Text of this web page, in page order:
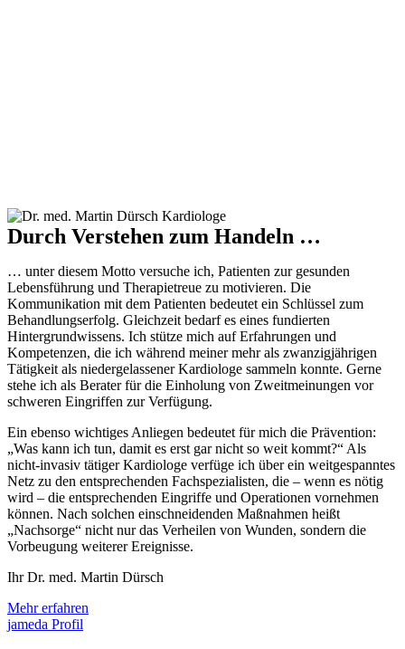
Durch Verstehen zum Handeln …
… unter diesem Motto versuche ich, Patienten zur gesunden
Lebensführung und Therapietreue zu motivieren. Die
Kommunikation mit dem Patienten bedeutet ein Schlüssel zum
Behandlungserfolg. Gleichzeit bedarf es eines fundierten
Hintergrundwissens. Ich stütze mich auf Erfahrungen und
Kompetenzen, die ich während meiner mehr als zwanzigjährigen
Tätigkeit als niedergelassener Kardiologe sammeln konnte. Gerne
stehe ich als Berater für die Einholung von Zweitmeinungen vor
schweren Eingriffen zur Verfügung.
Ein ebenso wichtiges Anliegen bedeutet für mich die Prävention:
„Was kann ich tun, damit es erst gar nicht so weit kommt?“ Als
nicht-invasiv tätiger Kardiologe verfüge ich über ein weitgespanntes
Netz zu den entsprechenden Fachspezialisten, die – wenn es nötig
wird – die entsprechenden Eingriffe und Operationen vornehmen
können. Nach solchen einschneidenden Maßnahmen heißt
„Nachsorge“ nicht nur das Verheilen von Wunden, sondern die
Vorbeugung weiterer Ereignisse.
Ihr Dr. med. Martin Dürsch
Mehr erfahren
jameda Profil